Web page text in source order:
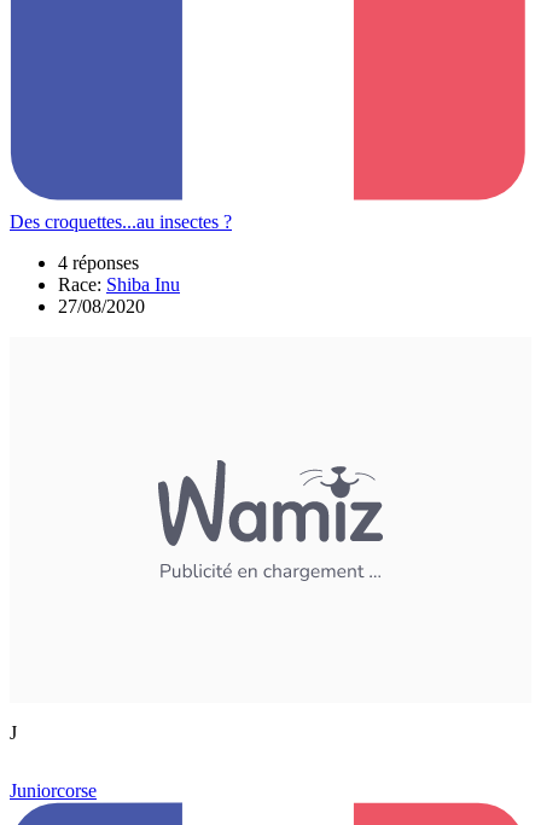
Des croquettes...au insectes ?
4 réponses
Race: Shiba Inu
27/08/2020
J
Juniorcorse